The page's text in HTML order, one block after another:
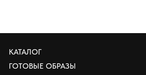
КАТАЛОГ
ГОТОВЫЕ ОБРАЗЫ